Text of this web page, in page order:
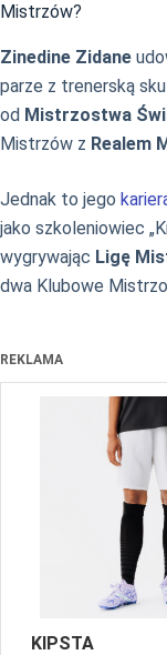
Mistrzów?
Zinedine Zidane
parze z trenerską
od Mistrzostwa
Mistrzów z Realem
Jednak to jego
jako szkoleniowiec
wygrywając Ligę
dwa Klubowe
REKLAMA
KIPSTA